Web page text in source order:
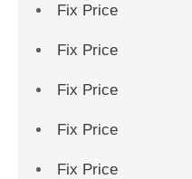
Fix Price
Fix Price
Fix Price
Fix Price
Fix Price